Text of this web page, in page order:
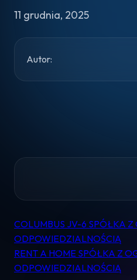
11 grudnia, 2025
Autor:
Nawigacja
wpisu
COLUMBUS JV-6 SPÓŁKA
ODPOWIEDZIALNOŚCIĄ
RENT A HOME SPÓŁKA Z
ODPOWIEDZIALNOŚCIĄ